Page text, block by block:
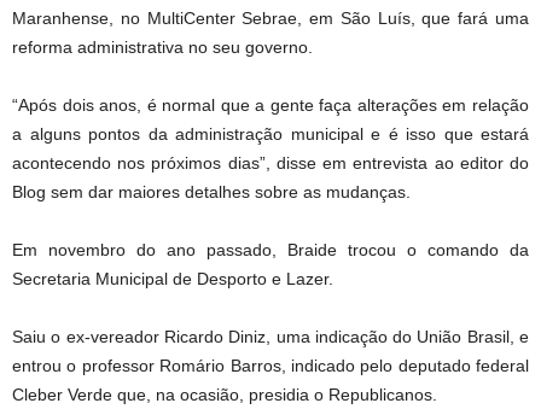
Maranhense, no MultiCenter Sebrae, em São Luís, que fará uma
reforma administrativa no seu governo.
“Após dois anos, é normal que a gente faça alterações em relação
a alguns pontos da administração municipal e é isso que estará
acontecendo nos próximos dias”, disse em entrevista ao editor do
Blog sem dar maiores detalhes sobre as mudanças.
Em novembro do ano passado, Braide trocou o comando da
Secretaria Municipal de Desporto e Lazer.
Saiu o ex-vereador Ricardo Diniz, uma indicação do União Brasil, e
entrou o professor Romário Barros, indicado pelo deputado federal
Cleber Verde que, na ocasião, presidia o Republicanos.